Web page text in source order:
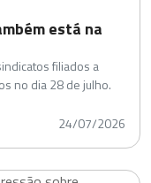
está na
filiados a
no dia 28 de julho.
24/07/2026